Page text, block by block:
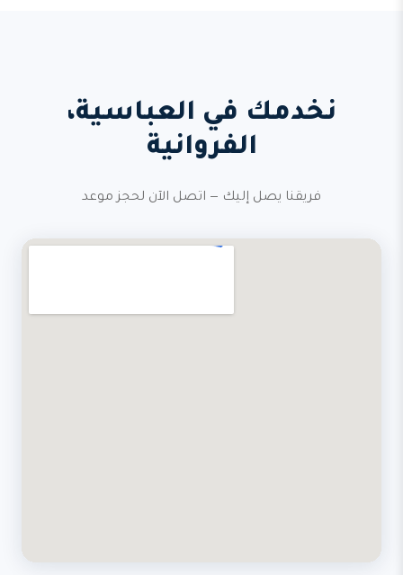
نخدمك في العباسية،
الفروانية
فريقنا يصل إليك — اتصل الآن لحجز موعد